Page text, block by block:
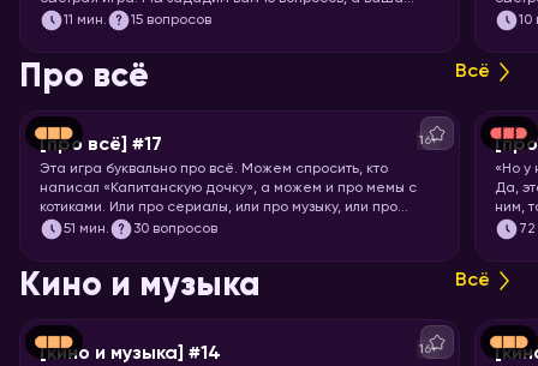
задача – угадать, правда это или нет.
11 мин. 15 вопросов 10
Про всё Всё
[про всё] #17 16+
Эта игра буквально про всё. Можем спросить, кто
написал «Капитанскую дочку», а можем и про мемы с
котиками. Или про сериалы, или про музыку, или про
технологии. Короче, никаких специфических знаний не
кругозор. Погнали играть!
51 мин. 30 вопросов
[про
«Но у
Да,
ним,
72
Кино и музыка Всё
[кино и музыка] #14 16+